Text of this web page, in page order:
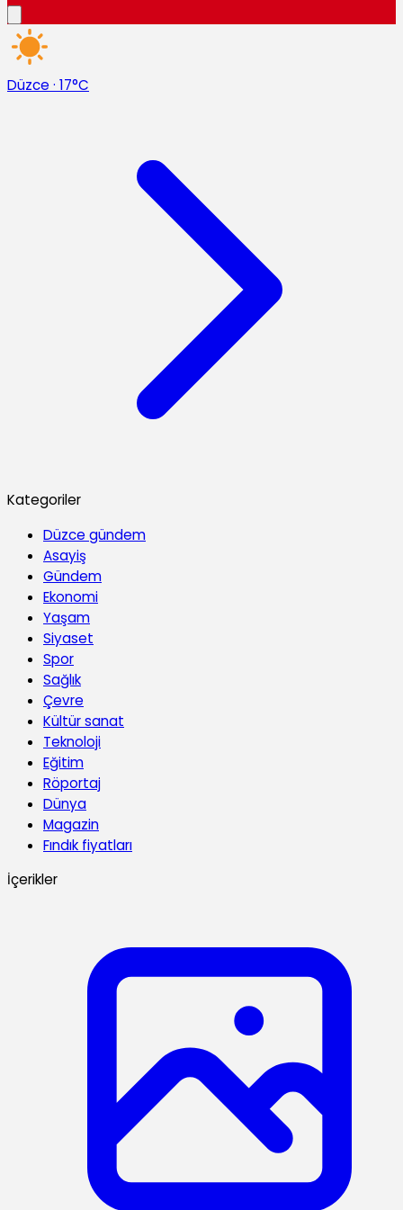
Düzce · 17°C
Kategoriler
Düzce gündem
Asayiş
Gündem
Ekonomi
Yaşam
Siyaset
Spor
Sağlık
Çevre
Kültür sanat
Teknoloji
Eğitim
Röportaj
Dünya
Magazin
Fındık fiyatları
İçerikler